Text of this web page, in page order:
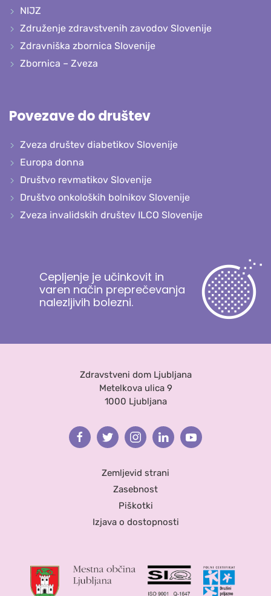
NIJZ
Združenje zdravstvenih zavodov Slovenije
Zdravniška zbornica Slovenije
Zbornica – Zveza
Povezave do društev
Zveza društev diabetikov Slovenije
Europa donna
Društvo revmatikov Slovenije
Društvo onkoloških bolnikov Slovenije
Zveza invalidskih društev ILCO Slovenije
Cepljenje je učinkovit in
varen način preprečevanja
nalezljivih bolezni.
Zdravstveni dom Ljubljana
Metelkova ulica 9
1000 Ljubljana
FacebookTwitterInstagramLinkedinYoutube
Zemljevid strani
Zasebnost
Piškotki
Izjava o dostopnosti